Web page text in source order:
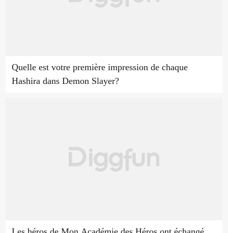
Quelle est votre première impression de chaque
Hashira dans Demon Slayer?